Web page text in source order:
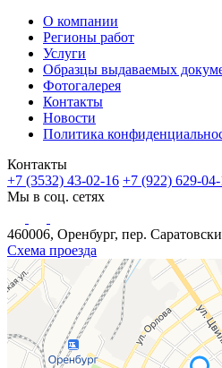
О компании
Регионы работ
Услуги
Образцы выдаваемых
Фотогалерея
Контакты
Новости
Политика
Контакты
+7 (3532) 43-02-16 +7 (922) 629-
Мы в соц. сетях
460006, Оренбург, пер.
Схема проезда